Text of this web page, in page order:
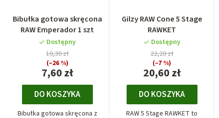
Bibułka gotowa skręcona
RAW Emperador 1 szt
Dostępny
7,60 zł
10,30 zł
(–26 %)
DO KOSZYKA
Bibułka gotowa skręcona z
Gilzy RAW Cone 5 Stage
RAWKET
Dostępny
20,60 zł
22,20 zł
(–7 %)
DO KOSZYKA
RAW 5 Stage RAWKET to